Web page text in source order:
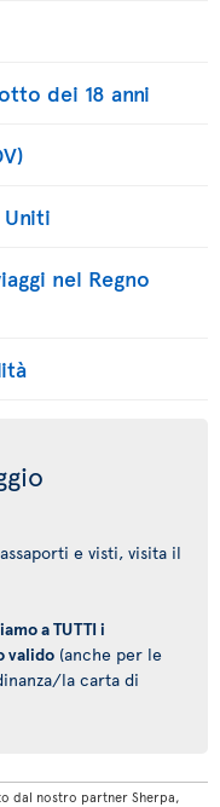
dei 18 anni
nel Regno
e visti, visita il
a TUTTI i
valido (anche per le
la carta di
dal nostro partner Sherpa,